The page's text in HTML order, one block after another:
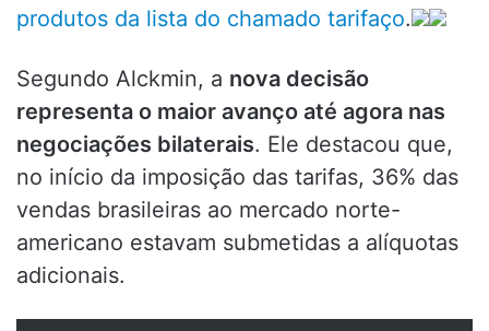
produtos da lista do chamado tarifaço.
Segundo Alckmin, a nova decisão
representa o maior avanço até agora nas
negociações bilaterais. Ele destacou que,
no início da imposição das tarifas, 36% das
vendas brasileiras ao mercado norte-
americano estavam submetidas a alíquotas
adicionais.